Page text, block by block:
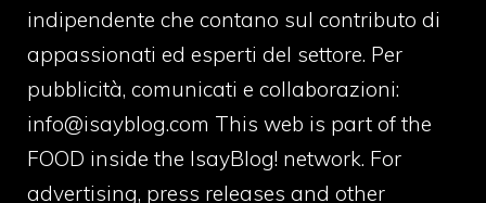
indipendente che contano sul contributo di
appassionati ed esperti del settore. Per
pubblicità, comunicati e collaborazioni:
info@isayblog.com This web is part of the
FOOD inside the IsayBlog! network. For
advertising, press releases and other